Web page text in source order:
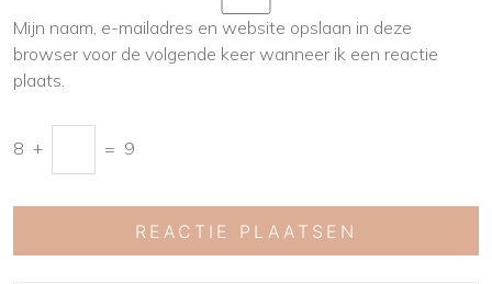
Mijn naam, e-mailadres en website opslaan in deze
browser voor de volgende keer wanneer ik een reactie
plaats.
8 + = 9